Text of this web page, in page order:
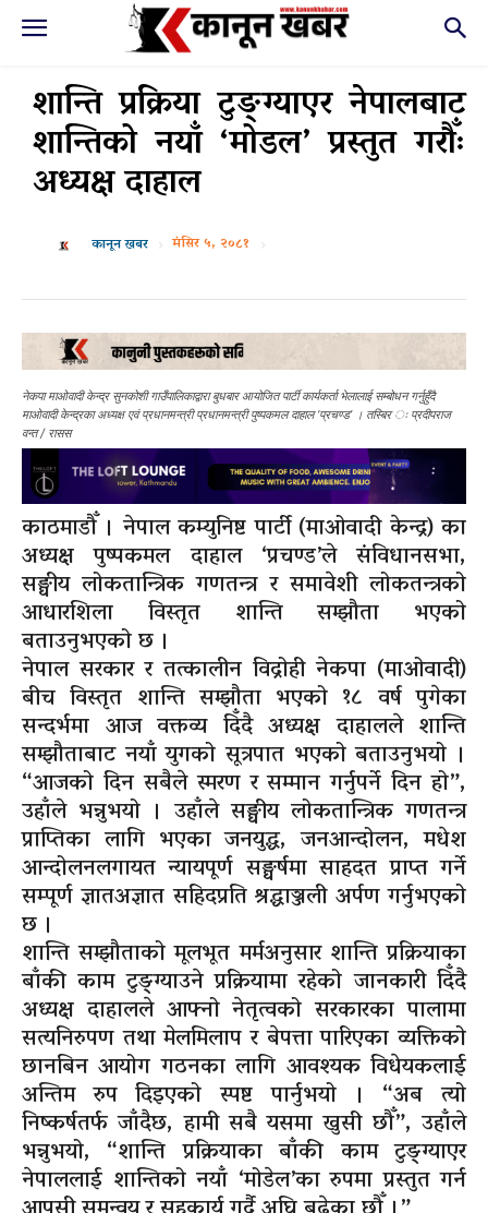
शान्ति प्रक्रिया टुङ्ग्याएर नेपालबाट
शान्तिको नयाँ ‘मोडल’ प्रस्तुत गरौँः
अध्यक्ष दाहाल
कानून खबर मंसिर ५, २०८१
नेकपा माओवादी केन्द्र सुनकोशी गाउँपालिकाद्वारा बुधबार आयोजित पार्टी कार्यकर्ता भेलालाई सम्बोधन गर्नुहुँदै
माओवादी केन्द्रका अध्यक्ष एवं प्रधानमन्त्री प्रधानमन्त्री पुष्पकमल दाहाल ‘प्रचण्ड’ । तस्बिर ः प्रदीपराज
वन्त / रासस
काठमाडौँ । नेपाल कम्युनिष्ट पार्टी (माओवादी केन्द्र) का
अध्यक्ष पुष्पकमल दाहाल ‘प्रचण्ड’ले संविधानसभा,
सङ्घीय लोकतान्त्रिक गणतन्त्र र समावेशी लोकतन्त्रको
आधारशिला विस्तृत शान्ति सम्झौता भएको
बताउनुभएको छ ।
नेपाल सरकार र तत्कालीन विद्रोही नेकपा (माओवादी)
बीच विस्तृत शान्ति सम्झौता भएको १८ वर्ष पुगेका
सन्दर्भमा आज वक्तव्य दिँदै अध्यक्ष दाहालले शान्ति
सम्झौताबाट नयाँ युगको सूत्रपात भएको बताउनुभयो ।
“आजको दिन सबैले स्मरण र सम्मान गर्नुपर्ने दिन हो”,
उहाँले भन्नुभयो । उहाँले सङ्घीय लोकतान्त्रिक गणतन्त्र
प्राप्तिका लागि भएका जनयुद्ध, जनआन्दोलन, मधेश
आन्दोलनलगायत न्यायपूर्ण सङ्घर्षमा साहदत प्राप्त गर्ने
सम्पूर्ण ज्ञातअज्ञात सहिदप्रति श्रद्धाञ्जली अर्पण गर्नुभएको
छ ।
शान्ति सम्झौताको मूलभूत मर्मअनुसार शान्ति प्रक्रियाका
बाँकी काम टुङ्ग्याउने प्रक्रियामा रहेको जानकारी दिँदै
अध्यक्ष दाहालले आफ्नो नेतृत्वको सरकारका पालामा
सत्यनिरुपण तथा मेलमिलाप र बेपत्ता पारिएका व्यक्तिको
छानबिन आयोग गठनका लागि आवश्यक विधेयकलाई
अन्तिम रुप दिइएको स्पष्ट पार्नुभयो । “अब त्यो
निष्कर्षतर्फ जाँदैछ, हामी सबै यसमा खुसी छौँ”, उहाँले
भन्नुभयो, “शान्ति प्रक्रियाका बाँकी काम टुङ्ग्याएर
नेपाललाई शान्तिको नयाँ ‘मोडेल’का रुपमा प्रस्तुत गर्न